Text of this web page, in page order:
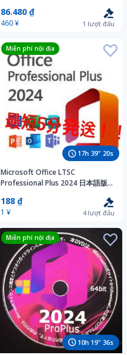
Plus 永続版 認証保証
86.480 ₫
460 ¥ 1 lượt đấu
17h 39" 18s
Miễn phí nội địa
Microsoft Office LTSC
Professional Plus 2024 日本語版オ
Plus 永続版 認証保証
188 ₫
1 ¥ 4lượt đấu
10h 19" 34s
Miễn phí nội địa